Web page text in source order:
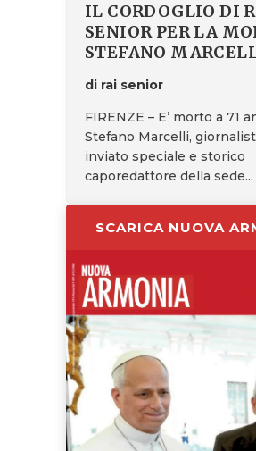
IL CORDOGLIO DI
SENIOR PER LA
STEFANO
di rai senior
FIRENZE – E’ morto a 71
Stefano Marcelli,
inviato speciale e storico
caporedattore della sede...
SCARICA NUOVA